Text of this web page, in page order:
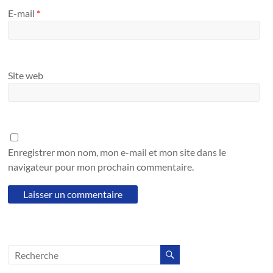
E-mail *
Site web
Enregistrer mon nom, mon e-mail et mon site dans le
navigateur pour mon prochain commentaire.